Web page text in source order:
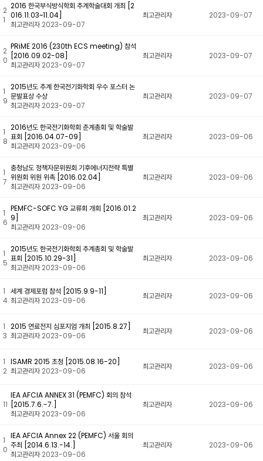
2
1
2016 한국부식방식학회 추계학술대회 개최 [2
016.11.03~11.04]
최고관리자 2023-09-07
최고관리자 2023-09-07
2
0
PRiME 2016 (230th ECS meeting) 참석
[2016.09.02-08]
최고관리자 2023-09-07
최고관리자 2023-09-07
1
9
2015년도 추계 한국전기화학회 우수 포스터 논
문발표상 수상
최고관리자 2023-09-07
최고관리자 2023-09-07
1
8
2016년도 한국전기화학회 춘계총회 및 학술발
표회 [2016.04.07-09]
최고관리자 2023-09-06
최고관리자 2023-09-06
1
7
충청남도 정책자문위원회 기후에너지전략 특별
위원회 위원 위촉 [2016.02.04]
최고관리자 2023-09-06
최고관리자 2023-09-06
1
6
PEMFC-SOFC YG 교류회 개회 [2016.01.2
9]
최고관리자 2023-09-06
최고관리자 2023-09-06
1
5
2015년도 한국전기화학회 추계총회 및 학술발
표회 [2015.10.29-31]
최고관리자 2023-09-06
최고관리자 2023-09-06
1
4
세계 경제포럼 참석 [2015.9.9-11]
최고관리자 2023-09-06 최고관리자 2023-09-06
1
3
2015 연료전지 심포지엄 개최 [2015.8.27]
최고관리자 2023-09-06 최고관리자 2023-09-06
1
2
ISAMR 2015 초청 [2015.08.16-20]
최고관리자 2023-09-06 최고관리자 2023-09-06
11
IEA AFCIA ANNEX 31 (PEMFC) 회의 참석
[2015.7.6.-7.]
최고관리자 2023-09-06
최고관리자 2023-09-06
1
0
IEA AFCIA Annex 22 (PEMFC) 서울 회의
주최 [2014.6.13.-14.]
최고관리자 2023-09-06
최고관리자 2023-09-06